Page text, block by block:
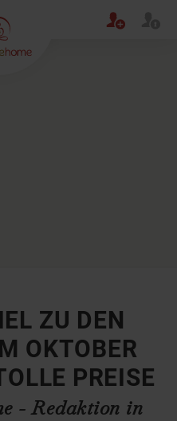
ZU DEN
OKTOBER
PREISE
- Redaktion in